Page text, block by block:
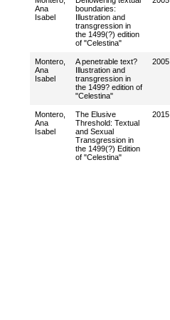
Ana
Isabel
boundaries:
Illustration and
transgression in
the 1499(?) edition
of "Celestina"
Montero,
Ana
Isabel
A penetrable text?
Illustration and
transgression in
the 1499? edition of
"Celestina"
2005
Montero,
Ana
Isabel
The Elusive
Threshold: Textual
and Sexual
Transgression in
the 1499(?) Edition
of "Celestina"
2015